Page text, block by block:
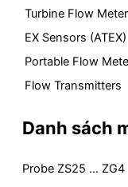
Turbine Flow Meter
EX Sensors (ATEX)
Portable Flow
Flow Transmitters
Danh sách
Probe ZS25 … ZG4